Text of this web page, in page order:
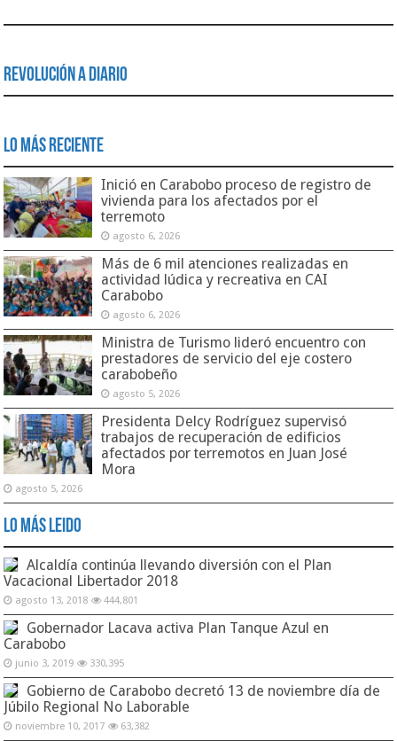
Revolución a Diario
Lo Más Reciente
Inició en Carabobo proceso de registro de
vivienda para los afectados por el
terremoto
agosto 6, 2026
Más de 6 mil atenciones realizadas en
actividad lúdica y recreativa en CAI
Carabobo
agosto 6, 2026
Ministra de Turismo lideró encuentro con
prestadores de servicio del eje costero
carabobeño
agosto 5, 2026
Presidenta Delcy Rodríguez supervisó
trabajos de recuperación de edificios
afectados por terremotos en Juan José
Mora
agosto 5, 2026
Lo Más Leido
Alcaldía continúa llevando diversión con el Plan
Vacacional Libertador 2018
agosto 13, 2018 444,801
Gobernador Lacava activa Plan Tanque Azul en
Carabobo
junio 3, 2019 330,395
Gobierno de Carabobo decretó 13 de noviembre día de
Júbilo Regional No Laborable
noviembre 10, 2017 63,382